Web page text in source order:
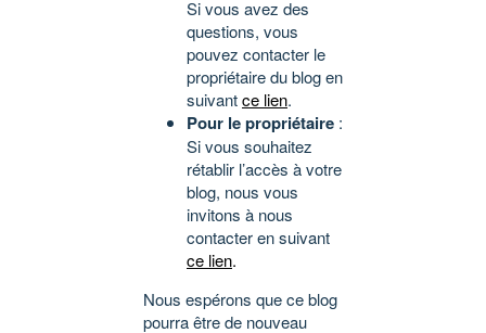
Si vous avez des
questions, vous
pouvez contacter le
propriétaire du blog en
suivantce lien.
Pour le propriétaire :
Si vous souhaitez
rétablir l’accès à votre
blog, nous vous
invitons à nous
contacter en suivant
ce lien.
Nous espérons que ce blog
pourra être de nouveau